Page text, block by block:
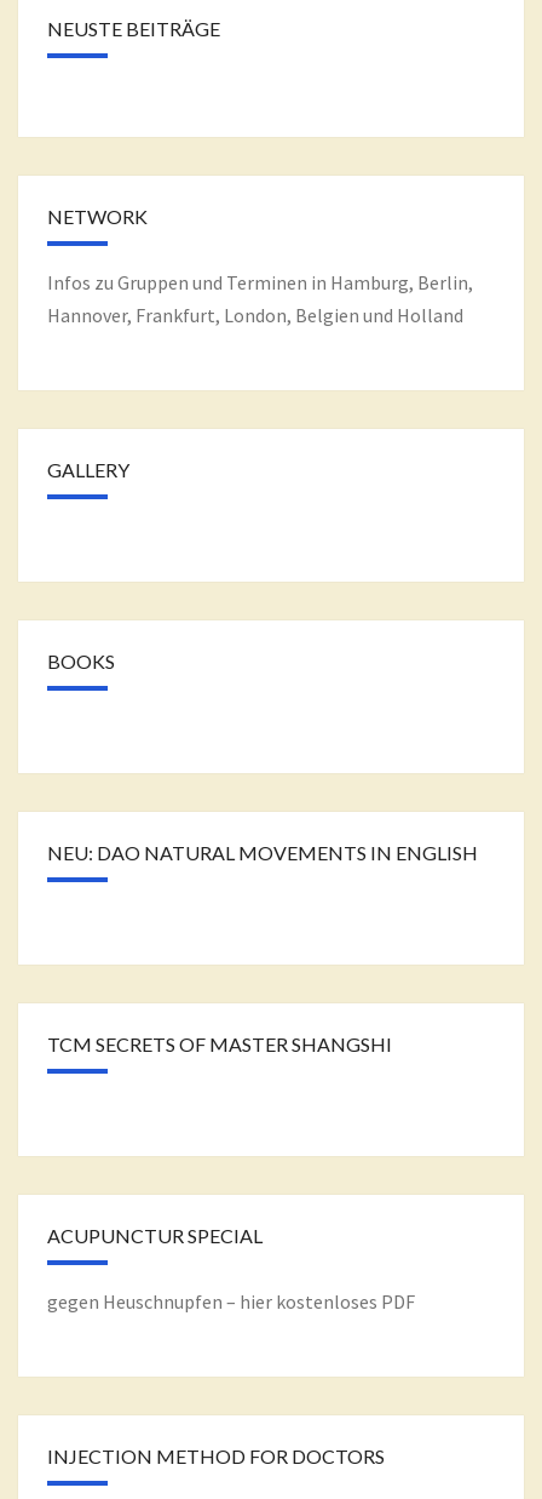
NEUSTE BEITRÄGE
NETWORK
Infos zu Gruppen und Terminen in Hamburg, Berlin,
Hannover, Frankfurt, London, Belgien und Holland
GALLERY
BOOKS
NEU: DAO NATURAL MOVEMENTS IN ENGLISH
TCM SECRETS OF MASTER SHANGSHI
ACUPUNCTUR SPECIAL
gegen Heuschnupfen – hier kostenloses PDF
INJECTION METHOD FOR DOCTORS